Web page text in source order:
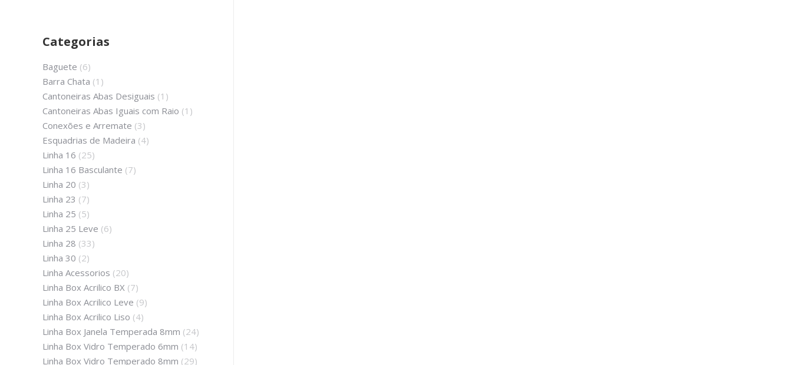
Categorias
Baguete (6)
Barra Chata (1)
Cantoneiras Abas Desiguais (1)
Cantoneiras Abas Iguais com Raio (1)
Conexões e Arremate (3)
Esquadrias de Madeira (4)
Linha 16 (25)
Linha 16 Basculante (7)
Linha 20 (3)
Linha 23 (7)
Linha 25 (5)
Linha 25 Leve (6)
Linha 28 (33)
Linha 30 (2)
Linha Acessorios (20)
Linha Box Acrilico BX (7)
Linha Box Acrilico Leve (9)
Linha Box Acrilico Liso (4)
Linha Box Janela Temperada 8mm (24)
Linha Box Vidro Temperado 6mm (14)
Linha Box Vidro Temperado 8mm (29)